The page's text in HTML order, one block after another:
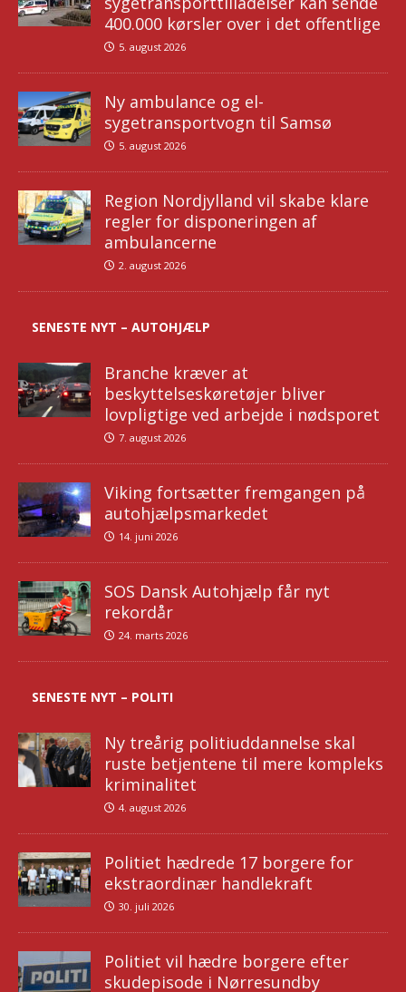
400.000 kørsler over i det offentlige
5. august 2026
Ny ambulance og el-
sygetransportvogn til Samsø
5. august 2026
Region Nordjylland vil skabe klare
regler for disponeringen af
ambulancerne
2. august 2026
SENESTE NYT – AUTOHJÆLP
Branche kræver at
beskyttelseskøretøjer bliver
lovpligtige ved arbejde i nødsporet
7. august 2026
Viking fortsætter fremgangen på
autohjælpsmarkedet
14. juni 2026
SOS Dansk Autohjælp får nyt
rekordår
24. marts 2026
SENESTE NYT – POLITI
Ny treårig politiuddannelse skal
ruste betjentene til mere kompleks
kriminalitet
4. august 2026
Politiet hædrede 17 borgere for
ekstraordinær handlekraft
30. juli 2026
Politiet vil hædre borgere efter
skudepisode i Nørresundby